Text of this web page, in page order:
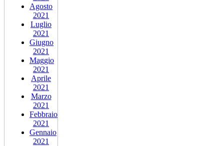
Agosto
2021
Luglio
2021
Giugno
2021
Maggio
2021
Aprile
2021
Marzo
2021
Febbraio
2021
Gennaio
2021